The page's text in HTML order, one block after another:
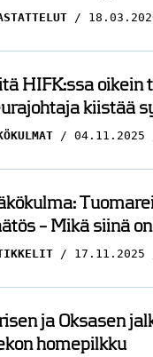
HIFK:ssa oikein
kiistää
04.11.2025
– Mikä siinä
17.11.2025
ja Oksasen
homepilkku